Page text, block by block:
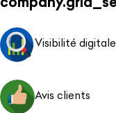
Visibilité digitale
Avis clients